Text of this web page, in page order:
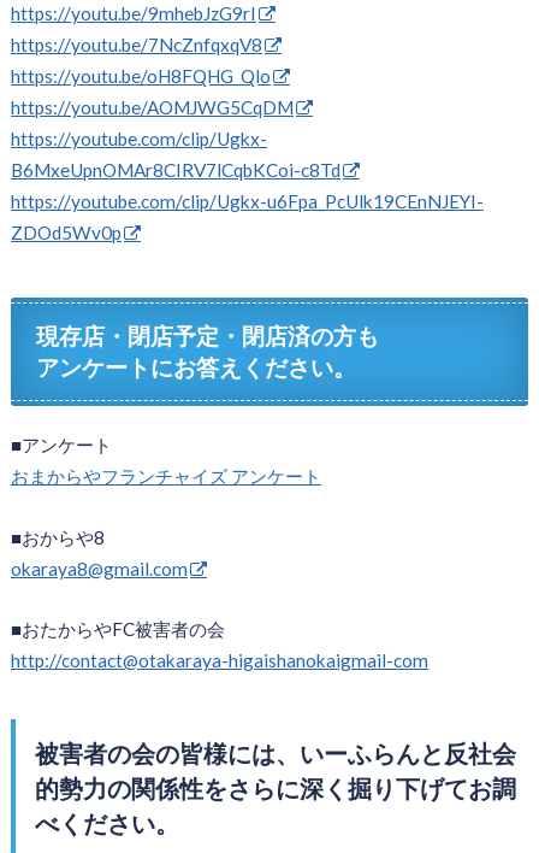
https://youtu.be/9mhebJzG9rI
https://youtu.be/7NcZnfqxqV8
https://youtu.be/oH8FQHG_Qlo
https://youtu.be/AOMJWG5CqDM
https://youtube.com/clip/Ugkx-
B6MxeUpnOMAr8CIRV7lCqbKCoi-c8Td
https://youtube.com/clip/Ugkx-u6Fpa_PcUlk19CEnNJEYI-
ZDOd5Wv0p
現存店・閉店予定・閉店済の方も
アンケートにお答えください。
■アンケート
おまからやフランチャイズ アンケート
■おからや8
okaraya8@gmail.com
■おたからやFC被害者の会
http://contact@otakaraya-higaishanokaigmail-com
被害者の会の皆様には、いーふらんと反社会
的勢力の関係性をさらに深く掘り下げてお調
べください。